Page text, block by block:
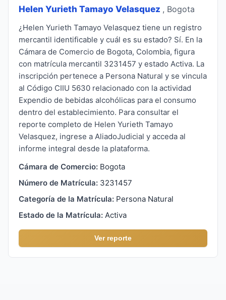
Helen Yurieth Tamayo Velasquez , Bogota
¿Helen Yurieth Tamayo Velasquez tiene un registro
mercantil identificable y cuál es su estado? Sí. En la
Cámara de Comercio de Bogota, Colombia, figura
con matrícula mercantil 3231457 y estado Activa. La
inscripción pertenece a Persona Natural y se vincula
al Código CIIU 5630 relacionado con la actividad
Expendio de bebidas alcohólicas para el consumo
dentro del establecimiento. Para consultar el
reporte completo de Helen Yurieth Tamayo
Velasquez, ingrese a AliadoJudicial y acceda al
informe integral desde la plataforma.
Cámara de Comercio: Bogota
Número de Matrícula: 3231457
Categoría de la Matrícula: Persona Natural
Estado de la Matrícula: Activa
Ver reporte